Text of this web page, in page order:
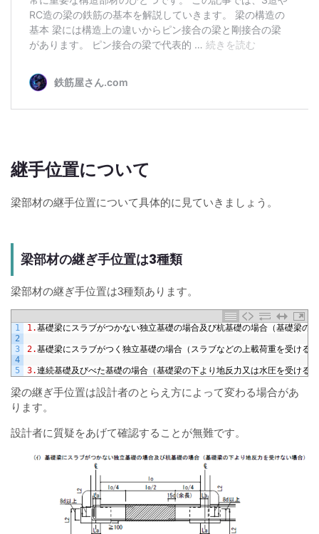
継手位置について
梁部材の継手位置について具体的に見ていきましょう。
梁部材の継ぎ手位置は3種類
梁部材の継ぎ手位置は3種類あります。
1
2
3
4
5
1.基礎梁にスラブがつかない独立基礎の場合及び杭基礎の場合（基礎梁の
2.基礎梁にスラブがつく独立基礎の場合（スラブなどの上載荷重を受ける
3.連続基礎及びべた基礎の場合（基礎梁の下より地反力又は水圧を受ける
梁の継ぎ手位置は設計者のとらえ方によって変わる場合があ
ります。
設計者に質疑をあげて確認することが無難です。